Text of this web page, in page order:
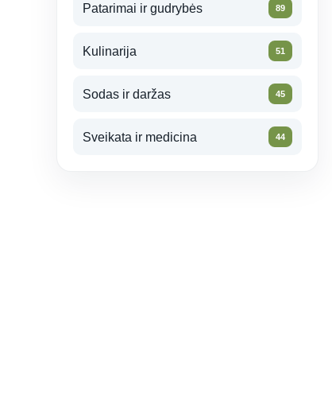
Patarimai ir gudrybės 89
Kulinarija 51
Sodas ir daržas 45
Sveikata ir medicina 44